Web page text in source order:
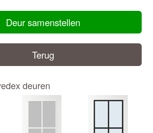
Deur samenstellen
Terug
deuren